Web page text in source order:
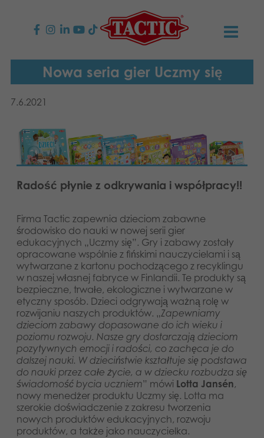
PRODUKTY
Gry dla dorosłych
Gry plenerowe
Puzzle
Zabawki
Aplikacje
TACTIC
Zasady postępowania
Odpowiedzialność
Nasza historia
KONTAKT
Napisz do nas
Strony internetowe
Media
Polski
English
Suomi
Dansk
Nederlands
Français
Norsk
Svenska
Nowa seria gier Uczmy się
7.6.2021
Radość płynie z odkrywania i współpracy!!
Firma Tactic zapewnia dzieciom zabawne
środowisko do nauki w nowej serii gier
edukacyjnych „Uczmy się”. Gry i zabawy zostały
opracowane wspólnie z fińskimi nauczycielami i są
wytwarzane z kartonu pochodzącego z recyklingu
w naszej własnej fabryce w Finlandii. Te produkty są
bezpieczne, trwałe, ekologiczne i wytwarzane w
etyczny sposób. Dzieci odgrywają ważną rolę w
rozwijaniu naszych produktów. „Zapewniamy
dzieciom zabawy dopasowane do ich wieku i
poziomu rozwoju. Nasze gry dostarczają dzieciom
pozytywnych emocji i radości, co zachęca je do
dalszej nauki. W dzieciństwie kształtuje się podstawa
do nauki przez całe życie, a w dziecku rozbudza się
świadomość bycia uczniem” mówi Lotta Jansén,
nowy menedżer produktu Uczmy się. Lotta ma
szerokie doświadczenie z zakresu tworzenia
nowych produktów edukacyjnych, rozwoju
produktów, a także jako nauczycielka.